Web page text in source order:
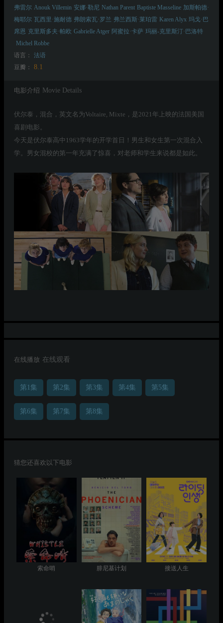
弗雷尔 Anouk Villemin 安娜·勒尼 Nathan Parent Baptiste Masseline 加斯帕德·
梅耶尔 瓦西里·施耐德 弗朗索瓦·罗兰 弗兰西斯·莱珀雷 Karen Alyx 玛戈·巴
席恩 克里斯多夫·帕欧 Gabrielle Atger 阿蜜拉·卡萨 玛丽-克里斯汀·巴洛特
Michel Robbe
语言：
法语
豆瓣：
8.1
电影介绍 Movie Details
伏尔泰，混合，英文名为Voltaire, Mixte，是2021年上映的法国美国
喜剧电影。
今天是伏尔泰高中1963学年的开学首日！男生和女生第一次混合入
学。男女混校的第一年充满了惊喜，对老师和学生来说都是如此。
在线播放 在线观看
第1集 第2集 第3集 第4集 第5集
第6集 第7集 第8集
猜您还喜欢以下电影
索命哨 腓尼基计划 接送人生